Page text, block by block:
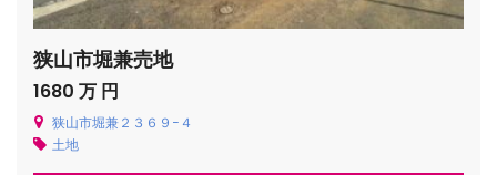
狭山市堀兼売地
1680 万 円
狭山市堀兼２３６９−４
土地